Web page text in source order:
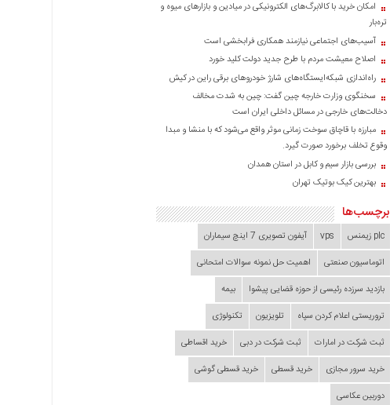
امکان خرید با کالابرگ‌های الکترونیکی در میادین و بازارهای میوه و
تره‌بار
آسیب‌های اجتماعی نیازمند همکاری فرابخشی است
اصلاح معیشت مردم با طرح جدید دولت کلید خورد
راه‌اندازی شبکه‌ایستگاه‌های شارژ خودروهای برقی راین در کیش
سخنگوی وزارت خارجه چین گفت: چین به شدت مخالف
دخالت‌های خارجی در مسائل داخلی ایران است
مبارزه با قاچاق سوخت زمانی موثر واقع می‌شود که با منشا و مبدا
وقوع تخلف برخورد صورت گیرد.
بررسی بازار سیم و کابل در استان همدان
بهترین کیک بوتیک تهران
برچسب‌ها
plc زیمنس vps
آیفون تصویری 7 اینچ سیماران
اتوماسیون صنعتی
اهمیت حل نمونه سوالات امتحانی
بازدید سرزده‌ رئیسی از حوزه قضایی ‌پیشوا
بیمه
تروریستی اعلام کردن سپاه
تلویزیون
تکنولوژی
ثبت شرکت در امارات
ثبت شرکت در دبی
خرید اقساطی
خرید سرور مجازی
خرید قسطی
خرید قسطی گوشی
دوربین عکاسی